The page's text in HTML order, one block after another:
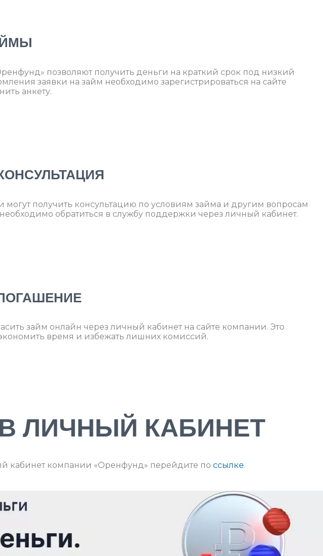
позволяют получить деньги на краткий срок под низкий
заявки на займ необходимо зарегистрироваться на сайте
анкету.
могут получить консультацию по условиям займа и другим вопросам
обратиться в службу поддержки через личный кабинет.
займ онлайн через личный кабинет на сайте компании. Это
время и избежать лишних комиссий.
ЛИЧНЫЙ КАБИНЕТ
кабинет компании «Оренфунд» перейдите по ссылке.